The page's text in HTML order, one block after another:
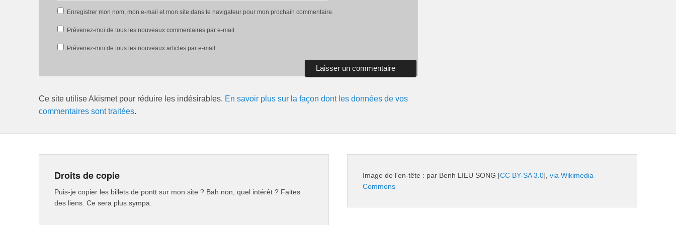
Enregistrer mon nom, mon e-mail et mon site dans le navigateur pour mon prochain commentaire.
Prévenez-moi de tous les nouveaux commentaires par e-mail.
Prévenez-moi de tous les nouveaux articles par e-mail.
Ce site utilise Akismet pour réduire les indésirables. En savoir plus sur la façon dont les données de vos
commentaires sont traitées.
Droits de copie
Puis-je copier les billets de pontt sur mon site ? Bah non, quel intérêt ? Faites
des liens. Ce sera plus sympa.
Image de l'en-tête : par Benh LIEU SONG [CC BY-SA 3.0], via Wikimedia
Commons